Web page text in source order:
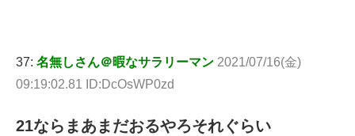
37: 名無しさん＠暇なサラリーマン 2021/07/16(金)
09:19:02.81 ID:DcOsWP0zd
21ならまあまだおるやろそれぐらい